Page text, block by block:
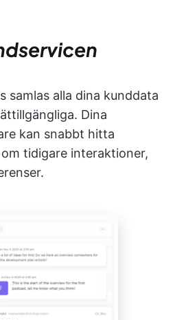
samlas alla dina kunddata
Dina
kan snabbt hitta
tidigare interaktioner,